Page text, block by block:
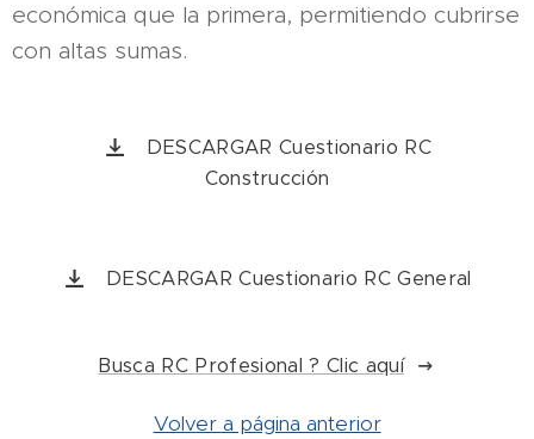
económica que la primera, permitiendo cubrirse
con altas sumas.
DESCARGAR Cuestionario RC
Construcción
DESCARGAR Cuestionario RC General
Busca RC Profesional ? Clic aquí
Volver a página anterior